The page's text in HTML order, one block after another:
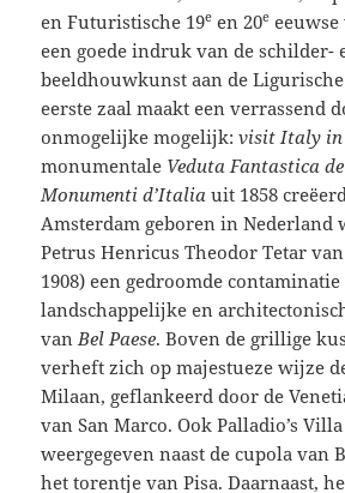
en Futuristische 19e en 20e
een goede indruk van de schilder-
beeldhouwkunst aan de
eerste zaal maakt een verrassend
onmogelijke mogelijk:visit Italy in
monumentale Veduta Fantastica
Monumenti d’Italiauit 1858
Amsterdam geboren in Nederland
Petrus Henricus Theodor Tetar
1908) een gedroomde
landschappelijke en
van Bel Paese. Boven de grillige
verheft zich op majestueze wijze
Milaan, geflankeerd door de
van San Marco. Ook Palladio’s
weergegeven naast de cupola van
het torentje van Pisa. Daarnaast,